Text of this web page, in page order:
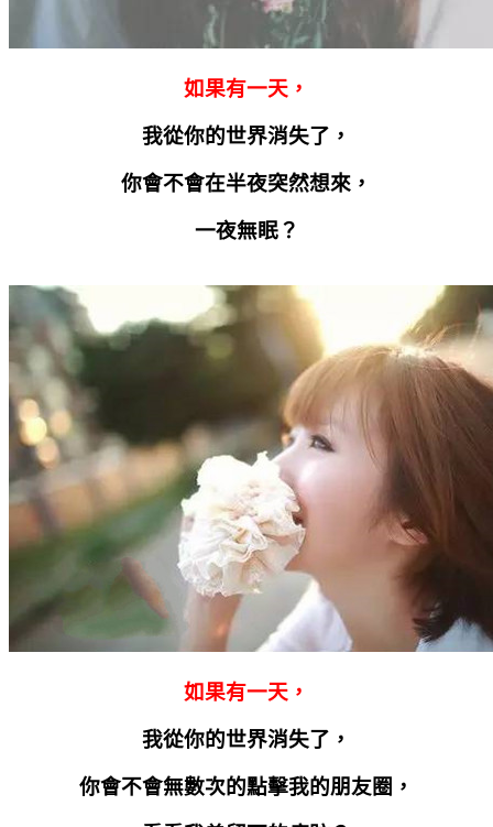
如果有一天，
我從你的世界消失了，
你會不會在半夜突然想來，
一夜無眠？
如果有一天，
我從你的世界消失了，
你會不會無數次的點擊我的朋友圈，